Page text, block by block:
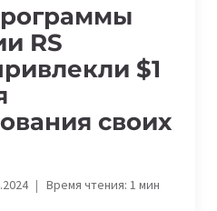
RS
$1
своих
Время чтения: 1мин